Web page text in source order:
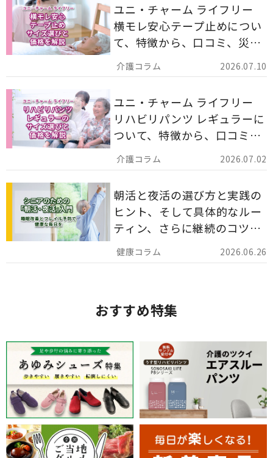
2026.07.10
ユニ・チャーム ライフリー
横モレ安心テープ止めについ
て、特徴から、口コミ、災害
備蓄としての活用法まで分か
りやすく解説します。
2026.07.02
ユニ・チャーム ライフリー
リハビリパンツ レギュラーに
ついて、特徴から、口コミ、
災害備蓄としての活用法まで
分かりやすく解説します。
2026.06.26
朝活と夜活の選び方と実践の
ヒント、そして具体的なルー
ティン、さらに継続のコツま
でを詳しくご紹介します。
おすすめ特集